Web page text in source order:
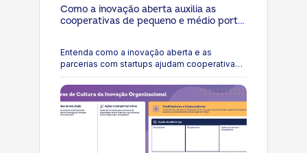
Como a inovação aberta auxilia as
cooperativas de pequeno e médio porte
Entenda como a inovação aberta e as
parcerias com startups ajudam cooperativas
ideias em projetos